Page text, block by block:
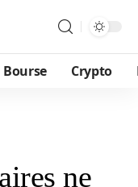
Bourse Crypto
ne